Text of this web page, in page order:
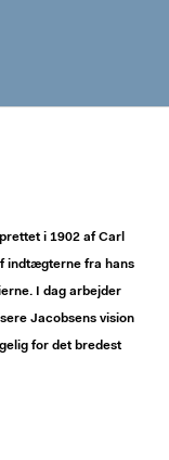
i 1902 af Carl
indtægterne fra hans
I dag arbejder
Jacobsens vision
for det bredest